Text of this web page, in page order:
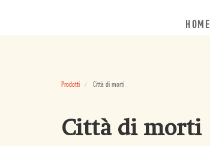
HOME
Prodotti Città di morti
Città di morti